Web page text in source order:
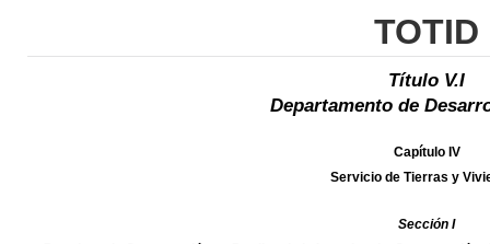
TOTID
Título V.I
Departamento de
Capítulo IV
Servicio de Tierras y
Sección I